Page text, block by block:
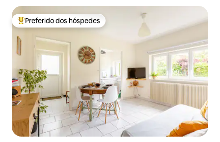
Entre os melhores preferidos dos hóspedes
Preferido dos hóspedes